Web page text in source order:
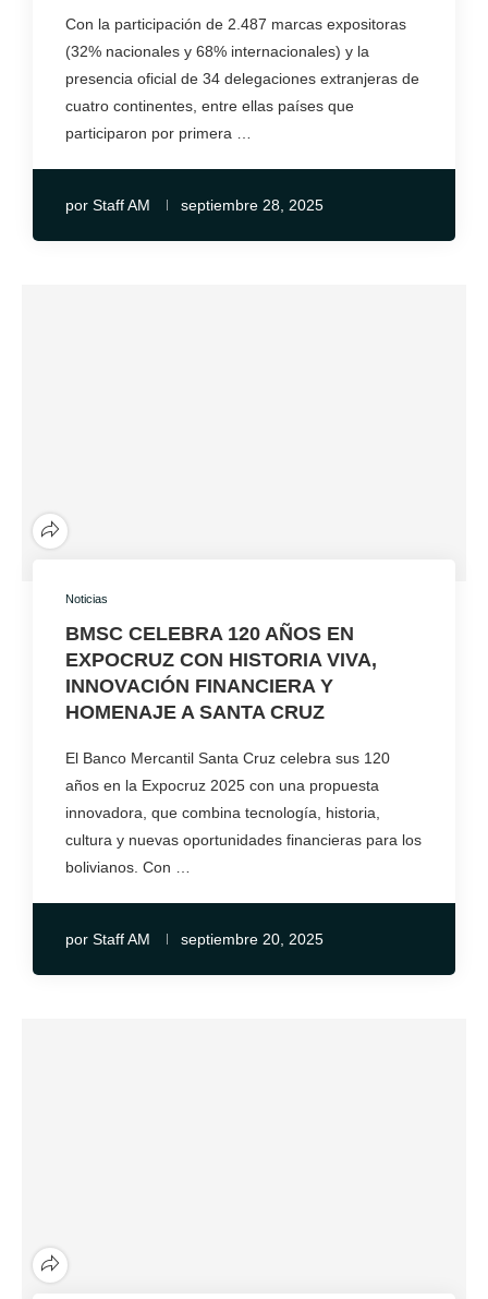
Con la participación de 2.487 marcas expositoras
(32% nacionales y 68% internacionales) y la
presencia oficial de 34 delegaciones extranjeras de
cuatro continentes, entre ellas países que
participaron por primera …
por Staff AM septiembre 28, 2025
Noticias
BMSC CELEBRA 120 AÑOS EN
EXPOCRUZ CON HISTORIA VIVA,
INNOVACIÓN FINANCIERA Y
HOMENAJE A SANTA CRUZ
El Banco Mercantil Santa Cruz celebra sus 120
años en la Expocruz 2025 con una propuesta
innovadora, que combina tecnología, historia,
cultura y nuevas oportunidades financieras para los
bolivianos. Con …
por Staff AM septiembre 20, 2025